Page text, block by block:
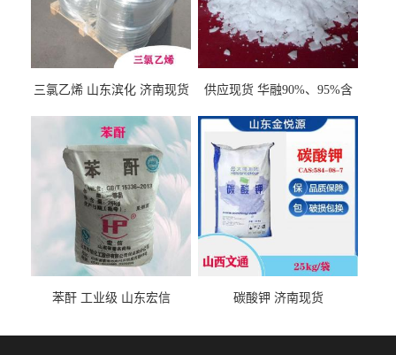
三氯乙烯 山东滨化 济南现货
供应现货 华融90%、95%含
苯酐 工业级 山东宏信 碳酸钾 济南现货